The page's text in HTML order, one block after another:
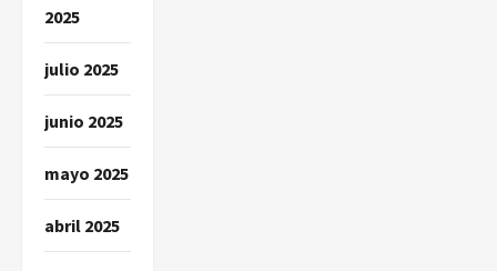
2025
julio 2025
junio 2025
mayo 2025
abril 2025